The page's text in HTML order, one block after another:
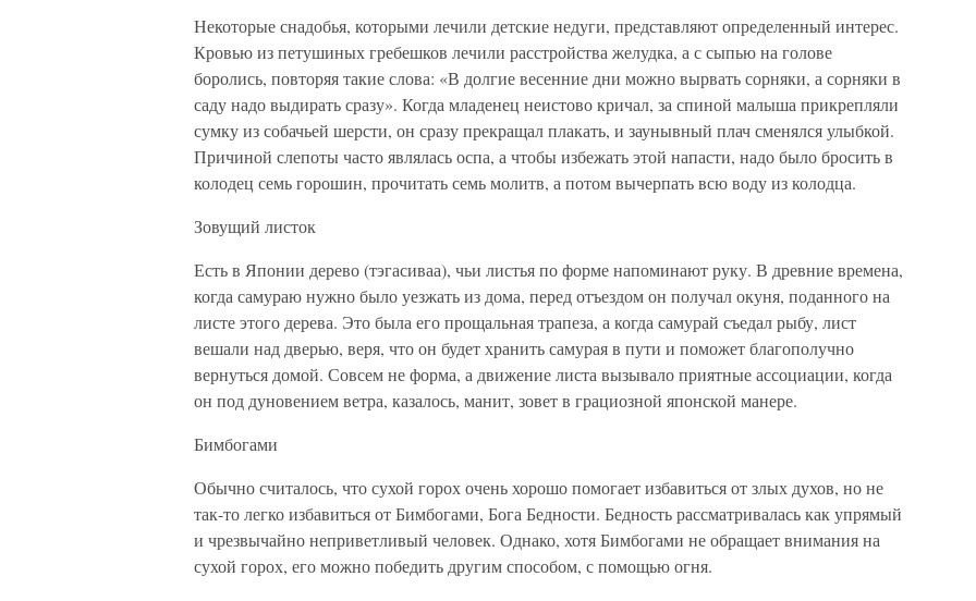
Некоторые снадобья, которыми лечили детские недуги, представляют определенный интерес.
Кровью из петушиных гребешков лечили расстройства желудка, а с сыпью на голове
боролись, повторяя такие слова: «В долгие весенние дни можно вырвать сорняки, а сорняки в
саду надо выдирать сразу». Когда младенец неистово кричал, за спиной малыша прикрепляли
сумку из собачьей шерсти, он сразу прекращал плакать, и заунывный плач сменялся улыбкой.
Причиной слепоты часто являлась оспа, а чтобы избежать этой напасти, надо было бросить в
колодец семь горошин, прочитать семь молитв, а потом вычерпать всю воду из колодца.
Зовущий листок
Есть в Японии дерево (тэгасиваа), чьи листья по форме напоминают руку. В древние времена,
когда самураю нужно было уезжать из дома, перед отъездом он получал окуня, поданного на
листе этого дерева. Это была его прощальная трапеза, а когда самурай съедал рыбу, лист
вешали над дверью, веря, что он будет хранить самурая в пути и поможет благополучно
вернуться домой. Совсем не форма, а движение листа вызывало приятные ассоциации, когда
он под дуновением ветра, казалось, манит, зовет в грациозной японской манере.
Бимбогами
Обычно считалось, что сухой горох очень хорошо помогает избавиться от злых духов, но не
так-то легко избавиться от Бимбогами, Бога Бедности. Бедность рассматривалась как упрямый
и чрезвычайно неприветливый человек. Однако, хотя Бимбогами не обращает внимания на
сухой горох, его можно победить другим способом, с помощью огня.